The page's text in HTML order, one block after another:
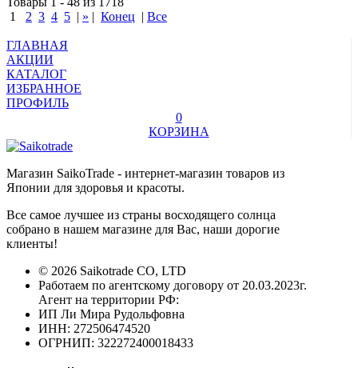
1
2 3 4 5 | » | Конец | Все
ГЛАВНАЯ
АКЦИИ
КАТАЛОГ
ИЗБРАННОЕ
ПРОФИЛЬ
0
КОРЗИНА
Магазин SaikoTrade - интернет-магазин товаров из
Японии для здоровья и красоты.
Все самое лучшее из страны восходящего солнца
собрано в нашем магазине для Вас, наши дорогие
клиенты!
© 2026 Saikotrade CO, LTD
Работаем по агентскому договору от 20.03.2023г.
Агент на территории РФ:
ИП Ли Мира Рудольфовна
ИНН: 272506474520
ОГРНИП: 322272400018433